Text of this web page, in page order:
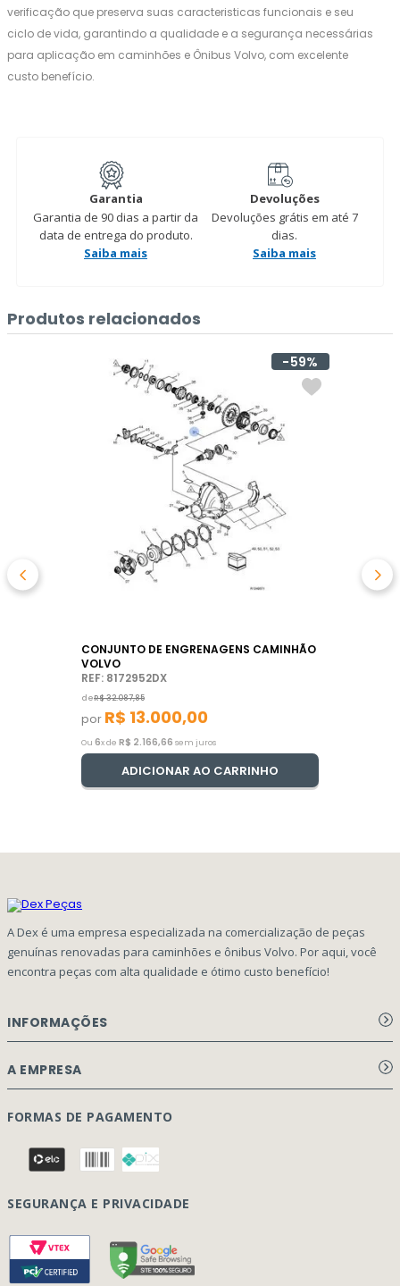
verificação que preserva suas caracteristicas funcionais e seu
ciclo de vida, garantindo a qualidade e a segurança necessárias
para aplicação em caminhões e Ônibus Volvo, com excelente
custo benefício.
Garantia
Garantia de 90 dias a partir da
data de entrega do produto.
Saiba mais
Devoluções
Devoluções grátis em até 7
dias.
Saiba mais
Produtos relacionados
59%
CONJUNTO DE ENGRENAGENS CAMINHÃO
VOLVO
REF: 8172952DX
deR$32.087,85
por R$ 13.000,00
Ou 6x de R$ 2.166,66 sem juros
ADICIONAR AO CARRINHO
A Dex é uma empresa especializada na comercialização de peças
genuínas renovadas para caminhões e ônibus Volvo. Por aqui, você
encontra peças com alta qualidade e ótimo custo benefício!
INFORMAÇÕES
Aviso de privacidade Dex Peças
Perguntas Frequentes
Formulário Garantia/Devolução
Rastreamento de pedidos
Vendas: (41) 3317-7470
A EMPRESA
Página Principal
Quem Somos
Contato
FORMAS DE PAGAMENTO
SEGURANÇA E PRIVACIDADE